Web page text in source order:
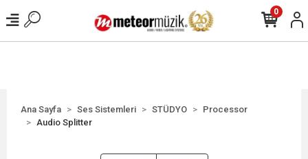
0
Ana Sayfa Ses Sistemleri STÜDYO
Processor
Audio Splitter